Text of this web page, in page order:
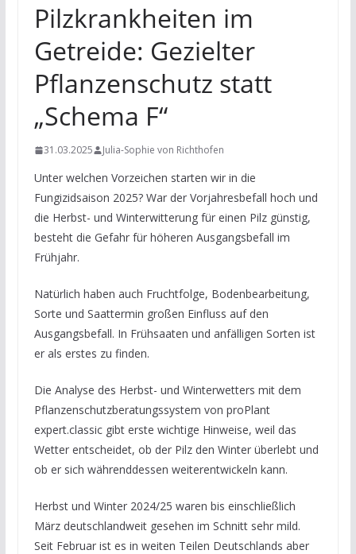
Pilzkrankheiten im
Getreide: Gezielter
Pflanzenschutz statt
„Schema F“
31.03.2025 Julia-Sophie von Richthofen
Unter welchen Vorzeichen starten wir in die
Fungizidsaison 2025? War der Vorjahresbefall hoch und
die Herbst- und Winterwitterung für einen Pilz günstig,
besteht die Gefahr für höheren Ausgangsbefall im
Frühjahr.
Natürlich haben auch Fruchtfolge, Bodenbearbeitung,
Sorte und Saattermin großen Einfluss auf den
Ausgangsbefall. In Frühsaaten und anfälligen Sorten ist
er als erstes zu finden.
Die Analyse des Herbst- und Winterwetters mit dem
Pflanzenschutzberatungssystem von proPlant
expert.classic gibt erste wichtige Hinweise, weil das
Wetter entscheidet, ob der Pilz den Winter überlebt und
ob er sich währenddessen weiterentwickeln kann.
Herbst und Winter 2024/25 waren bis einschließlich
März deutschlandweit gesehen im Schnitt sehr mild.
Seit Februar ist es in weiten Teilen Deutschlands aber